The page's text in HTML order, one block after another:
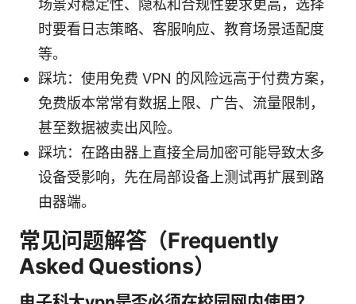
场景对稳定性、隐私和合规性要求更高，选择
时要看日志策略、客服响应、教育场景适配度
等。
踩坑：使用免费 VPN 的风险远高于付费方案，
免费版本常常有数据上限、广告、流量限制，
甚至数据被卖出风险。
踩坑：在路由器上直接全局加密可能导致太多
设备受影响，先在局部设备上测试再扩展到路
由器端。
常见问题解答（Frequently
Asked Questions）